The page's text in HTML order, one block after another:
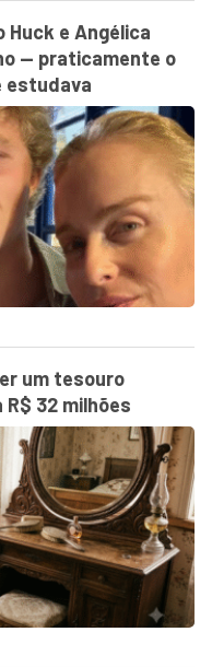
Huck e Angélica
— praticamente o
estudava
um tesouro
32 milhões